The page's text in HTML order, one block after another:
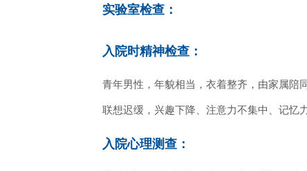
实验室检查：
入院时精神检查：
青年男性，年貌相当，衣着整齐，由家属陪
联想迟缓，兴趣下降、注意力不集中、记忆
入院心理测查：